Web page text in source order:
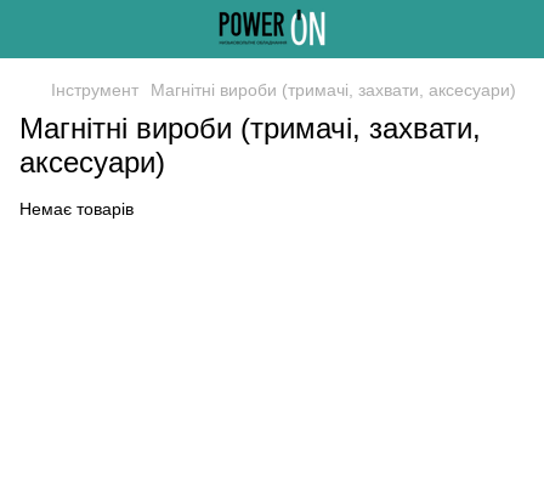
Інструмент Магнітні вироби (тримачі, захвати, аксесуари)
Магнітні вироби (тримачі, захвати,
аксесуари)
Немає товарів